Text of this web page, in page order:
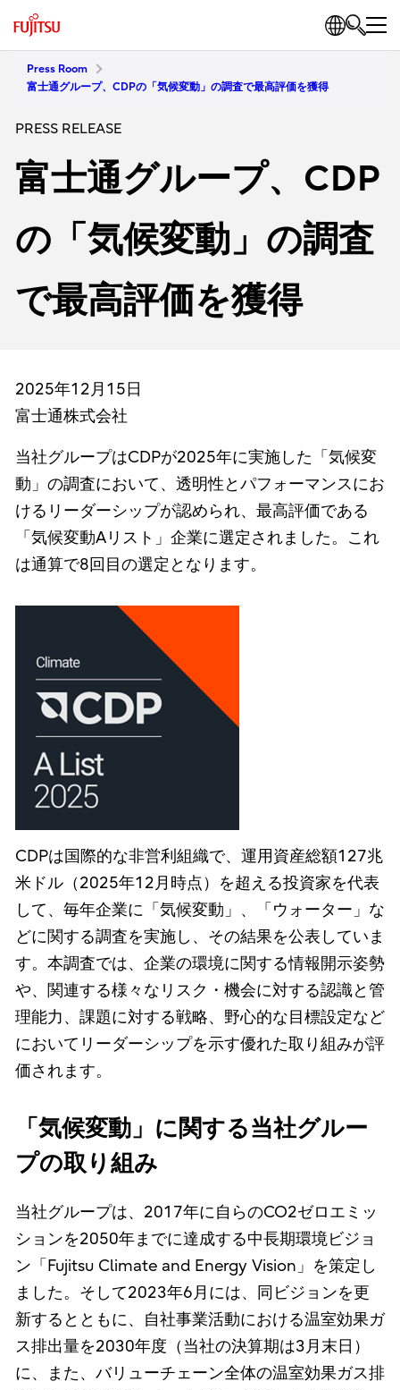
Press Room
富士通グループ、CDPの「気候変動」の調査で最高評価を獲得
PRESS RELEASE
富士通グループ、CDP
の「気候変動」の調査
で最高評価を獲得
2025年12月15日
富士通株式会社
当社グループはCDPが2025年に実施した「気候変
動」の調査において、透明性とパフォーマンスにお
けるリーダーシップが認められ、最高評価である
「気候変動Aリスト」企業に選定されました。これ
は通算で8回目の選定となります。
CDPは国際的な非営利組織で、運用資産総額127兆
米ドル（2025年12月時点）を超える投資家を代表
して、毎年企業に「気候変動」、「ウォーター」な
どに関する調査を実施し、その結果を公表していま
す。本調査では、企業の環境に関する情報開示姿勢
や、関連する様々なリスク・機会に対する認識と管
理能力、課題に対する戦略、野心的な目標設定など
においてリーダーシップを示す優れた取り組みが評
価されます。
「気候変動」に関する当社グルー
プの取り組み
当社グループは、2017年に自らのCO2ゼロエミッ
ションを2050年までに達成する中長期環境ビジョ
ン「Fujitsu Climate and Energy Vision」を策定し
ました。そして2023年6月には、同ビジョンを更
新するとともに、自社事業活動における温室効果ガ
ス排出量を2030年度（当社の決算期は3月末日）
に、また、バリューチェーン全体の温室効果ガス排